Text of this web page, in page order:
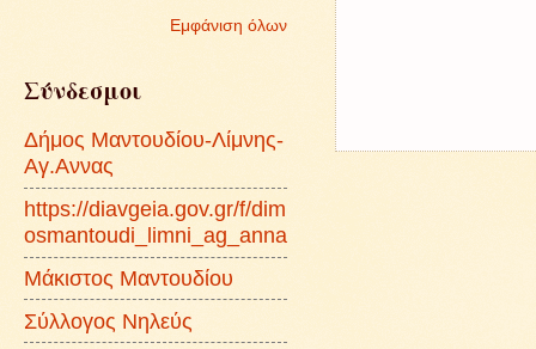
Εμφάνιση όλων
Σύνδεσμοι
Δήμος Μαντουδίου-Λίμνης-
Αγ.Αννας
https://diavgeia.gov.gr/f/dim
osmantoudi_limni_ag_anna
Μάκιστος Μαντουδίου
Σύλλογος Νηλεύς